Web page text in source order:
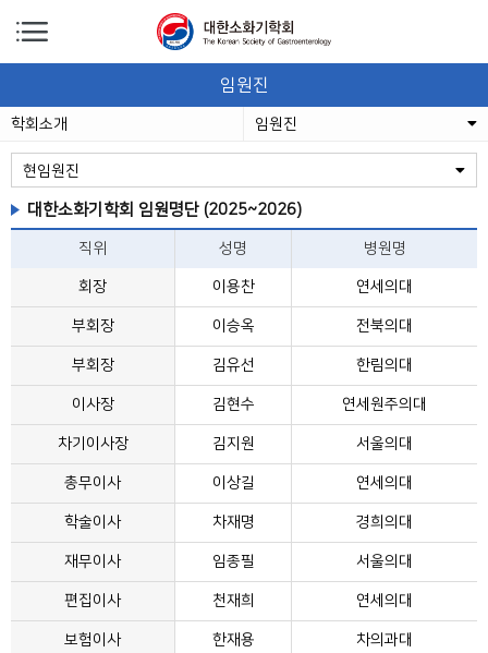
임원진
학회소개 임원진
현임원진
대한소화기학회 임원명단 (2025~2026)
직위 성명 병원명
회장 이용찬 연세의대
부회장 이승옥 전북의대
부회장 김유선 한림의대
이사장 김현수 연세원주의대
차기이사장 김지원 서울의대
총무이사 이상길 연세의대
학술이사 차재명 경희의대
재무이사 임종필 서울의대
편집이사 천재희 연세의대
보험이사 한재용 차의과대